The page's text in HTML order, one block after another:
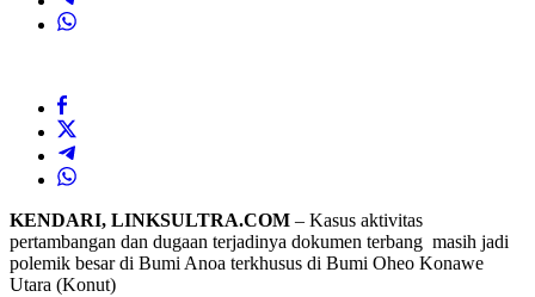
KENDARI, LINKSULTRA.COM – Kasus aktivitas
pertambangan dan dugaan terjadinya dokumen terbang masih jadi
polemik besar di Bumi Anoa terkhusus di Bumi Oheo Konawe
Utara (Konut)